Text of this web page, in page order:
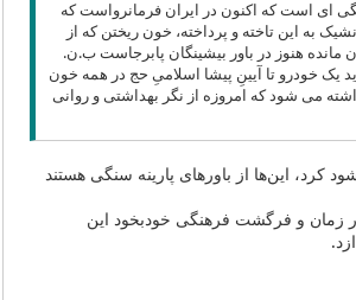
ای است که اکنون در ایران فرمانرواست که
به این تاخته و پرداخته، خون ریختن که از
مانده هنوز در باور بیشینگان پابرجاست ب.ن.
یک خودرو تا آیینِ پیشا اسلامیِ حج در همه خون
می شود که امروزه از نگر بهداشتی و روانی
کرد، این‌ها از باورهای پارینه سنگی هستند
زمان و فرگشت فرهنگی خودبخود این